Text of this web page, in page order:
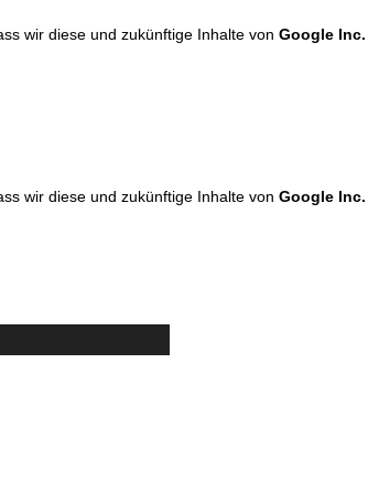
wir diese und zukünftige Inhalte von Google Inc.
wir diese und zukünftige Inhalte von Google Inc.